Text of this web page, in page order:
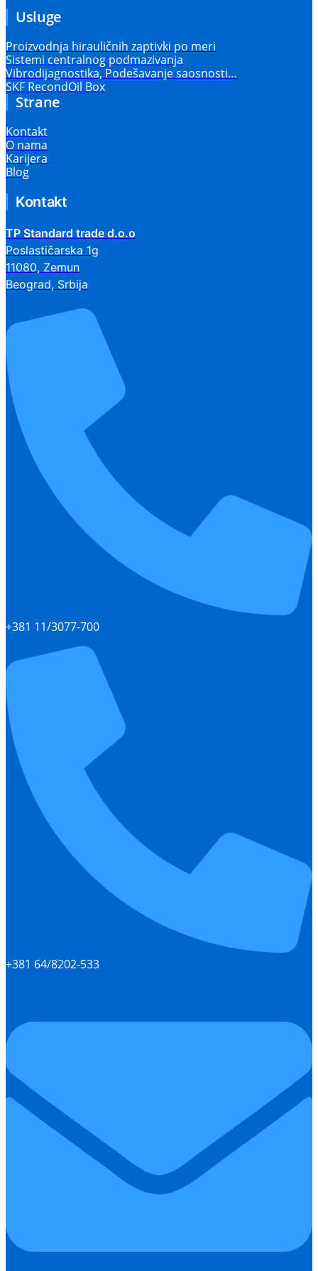
Usluge
Proizvodnja hirauličnih zaptivki po meri
Sistemi centralnog podmazivanja
Vibrodijagnostika, Podešavanje saosnosti…
SKF RecondOil Box
Strane
Kontakt
O nama
Karijera
Blog
Kontakt
TP Standard trade d.o.o
Poslastičarska 1g
11080, Zemun
Beograd, Srbija
+381 11/3077-700
+381 64/8202-533